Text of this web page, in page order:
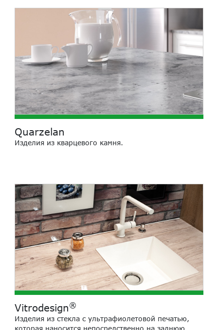
Quarzelan
Изделия из кварцевого камня.
Vitrodesign®
Изделия из стекла с ультрафиолетовой печатью,
которая наносится непосредственно на заднюю